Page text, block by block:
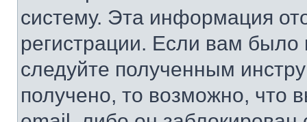
систему. Эта информация
регистрации. Если вам
следуйте полученным
получено, то возможно, что